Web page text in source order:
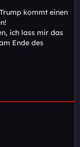
kommt einen
ich lass mir das
Ende des